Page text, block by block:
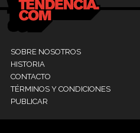
SOBRE NOSOTROS
HISTORIA
CONTACTO
TÉRMINOS Y CONDICIONES
PUBLICAR